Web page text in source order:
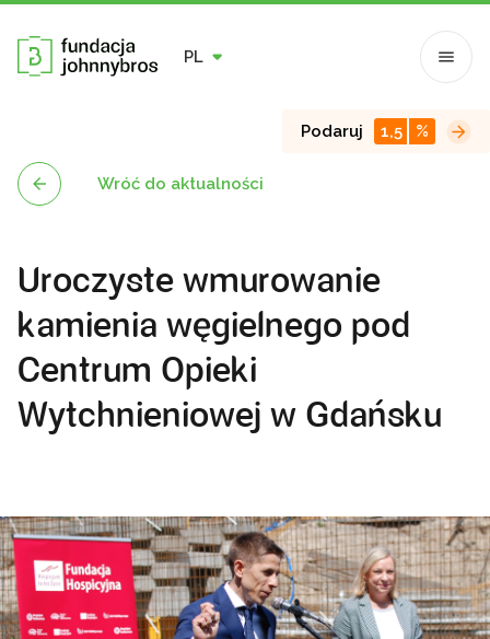
PL
Podaruj 1,5 %
Wróć do aktualności
Uroczyste wmurowanie
kamienia węgielnego pod
Centrum Opieki
Wytchnieniowej w Gdańsku